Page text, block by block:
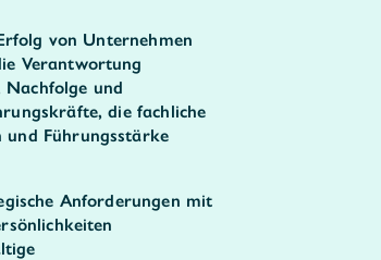
von Unternehmen
Verantwortung
und
die fachliche
und Führungsstärke
Anforderungen mit